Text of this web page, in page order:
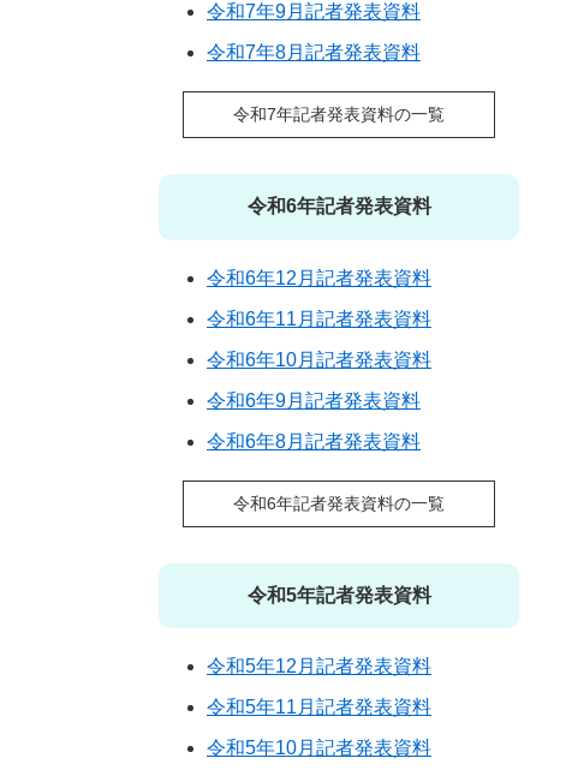
令和7年9月記者発表資料
令和7年8月記者発表資料
令和7年記者発表資料の一覧
令和6年記者発表資料
令和6年12月記者発表資料
令和6年11月記者発表資料
令和6年10月記者発表資料
令和6年9月記者発表資料
令和6年8月記者発表資料
令和6年記者発表資料の一覧
令和5年記者発表資料
令和5年12月記者発表資料
令和5年11月記者発表資料
令和5年10月記者発表資料